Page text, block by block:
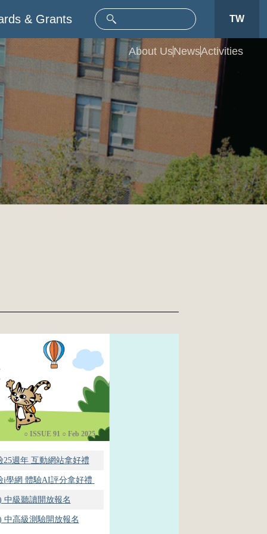
& Grants TW
About UsNewsActivities
○ ISSUE 91 ○ Feb 2025
25週年 互動網站拿好禮
i學網 體驗AI評分拿好禮
中級聽讀開放報名
中高級測驗開放報名